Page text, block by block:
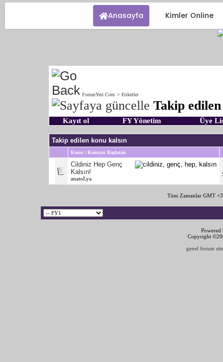
Anasayfa Kimler Online
ForumYeri.Com > Etiketler
Takip
Kayıt ol FY Yönetim Üye
Takip edilen konu kalsın
Konu / Konuyu Başlatan
Cildiniz Hep Genç
Kalsın!
anatoLya
Tüm Zamanlar GMT
Copyright
genel forum